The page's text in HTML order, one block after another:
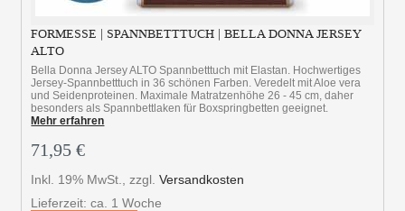
FORMESSE | SPANNBETTTUCH | BELLA DONNA JERSEY
ALTO
Bella Donna Jersey ALTO Spannbetttuch mit Elastan. Hochwertiges
Jersey-Spannbetttuch in 36 schönen Farben. Veredelt mit Aloe vera
und Seidenproteinen. Maximale Matratzenhöhe 26 - 45 cm, daher
besonders als Spannbettlaken für Boxspringbetten geeignet.
Mehr erfahren
71,95 €
Inkl. 19% MwSt. ,zzgl.Versandkosten
Lieferzeit: ca. 1 Woche